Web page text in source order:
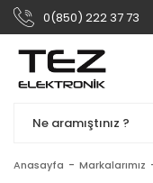
0(850) 222 37 73
Anasayfa Markalarımız